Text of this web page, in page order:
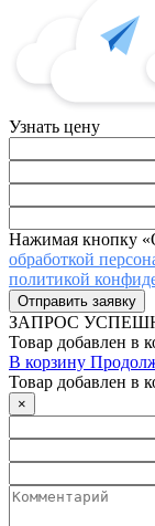
Узнать цену
Нажимая кнопку
обработкой
политикой
ЗАПРОС
Товар добавлен в
В корзину
Товар добавлен в
×